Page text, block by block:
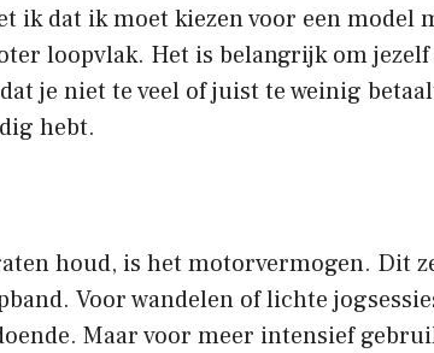
ik dat ik moet kiezen voor een model
loopvlak. Het is belangrijk om jezelf
je niet te veel of juist te weinig
hebt.
houd, is het motorvermogen. Dit
Voor wandelen of lichte
Maar voor meer intensief